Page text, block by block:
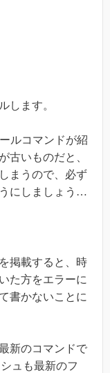
します。
ルコマンドが紹
古いものだと、
まうので、必ず
にしましょう…
掲載すると、時
た方をエラーに
書かないことに
新のコマンドで
シュも最新のフ